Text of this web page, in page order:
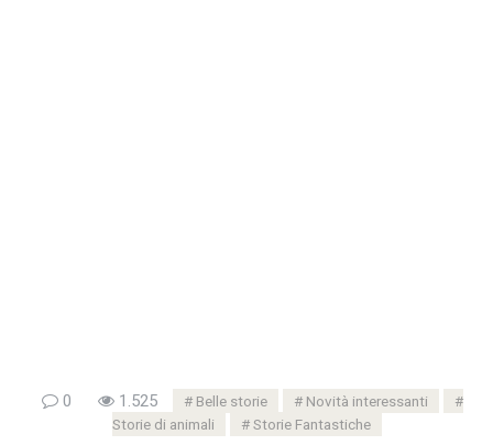
0 1.525 Belle storie
Novità interessanti
Storie di animali
Storie Fantastiche